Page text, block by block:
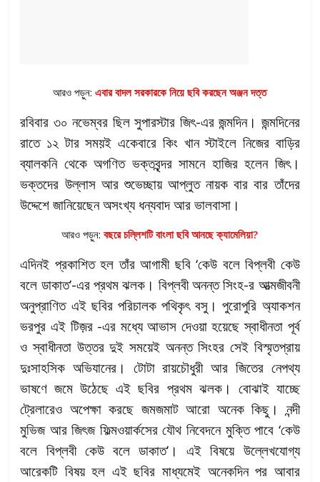
আরও পড়ুন: এবার বাদল সরকারকে নিয়ে ছবি করছেন অঞ্জন দত্ত
রবিবার ৩০ নভেম্বর ছিল সুপারস্টার জিৎ-এর জন্মদিন। জন্মদিনের
রাতে ১২ টার সময়ই একেবারে কিং খান স্টাইলে নিজের বাড়ির
ব্যালকনি থেকে অগণিত ভক্তবৃন্দর সামনে হাজির হলেন জিৎ।
ভক্তদের উল্লাস আর শুভেচ্ছায় আপ্লুত নায়ক বার বার তাঁদের
উদ্দেশে জানিয়েছেন অসংখ্য ধন্যবাদ আর ভালবাসা।
আরও পড়ুন: বছরে চল্লিশটি বাংলা ছবি আনছে ক্যামেলিয়া?
এদিনই প্রকাশিত হল তাঁর আগামী ছবি ‘কেউ বলে বিপ্লবী কেউ
বলে ডাকাত’-এর প্রথম ঝলক। বিপ্লবী অনন্ত সিংহ-র আত্মজীবনী
অনুপ্রাণিত এই ছবির পরিচালক পথিকৃৎ বসু। পুরোপুরি অ্যাকশন
ভরপুর এই টিজ়র -এর মধ্যে আভাস দেওয়া হয়েছে স্বাধীনতা পূর্ব
ও স্বাধীনতা উত্তর দুই সময়েই অনন্ত সিংহর সেই বিস্মৃতপ্রায়
দুঃসাহসিক অভিযানের। টোটা রায়চৌধুরী আর জিতের নেপথ্য
ভাষণে জমে উঠেছে এই ছবির প্রথম ঝলক। বোঝাই যাচ্ছে
ট্রেলারেও অপেক্ষা করছে জমজমাট আরো অনেক কিছু। নন্দী
মুভিজ আর জিৎজ ফিল্মওয়ার্কসের যৌথ নিবেদনে মুক্তি পাবে ‘কেউ
বলে বিপ্লবী কেউ বলে ডাকাত’। এই বিষয়ে উল্লেখযোগ্য
আরেকটি বিষয় হল এই ছবির মাধ্যমেই অনেকদিন পর আবার